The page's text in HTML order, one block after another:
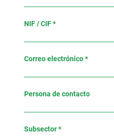
NIF / CIF *
Correo electrónico *
Persona de contacto
Subsector *